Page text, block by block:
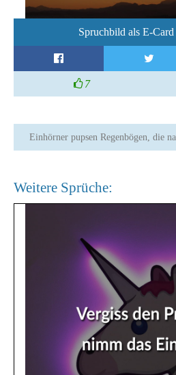
Spruchbild als E-Card
7
Einhörner pupsen Regenbögen, die
Weitere Sprüche: